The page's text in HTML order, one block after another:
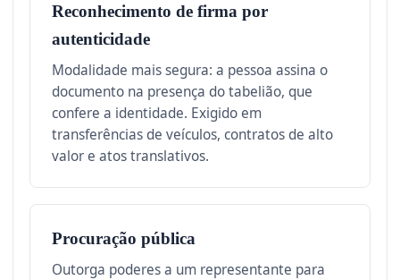
Reconhecimento de firma por
autenticidade
Modalidade mais segura: a pessoa assina o
documento na presença do tabelião, que
confere a identidade. Exigido em
transferências de veículos, contratos de alto
valor e atos translativos.
Procuração pública
Outorga poderes a um representante para